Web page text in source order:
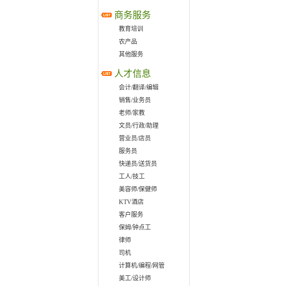
商务服务
教育培训
农产品
其他服务
人才信息
会计/翻译/编辑
销售/业务员
老师/家教
文员/行政/助理
营业员/店员
服务员
快递员/送货员
工人/技工
美容师/保健师
KTV酒店
客户服务
保姆/钟点工
律师
司机
计算机/编程/网管
美工/设计师